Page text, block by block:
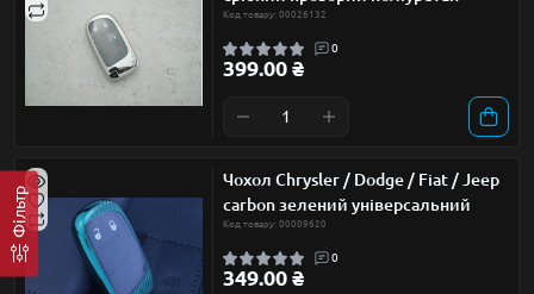
Фільтр
Код товару: 00026132
0
399.00 ₴
Чохол Chrysler / Dodge / Fiat / Jeep
carbon зелений універсальний
Код товару: 00009620
0
349.00 ₴